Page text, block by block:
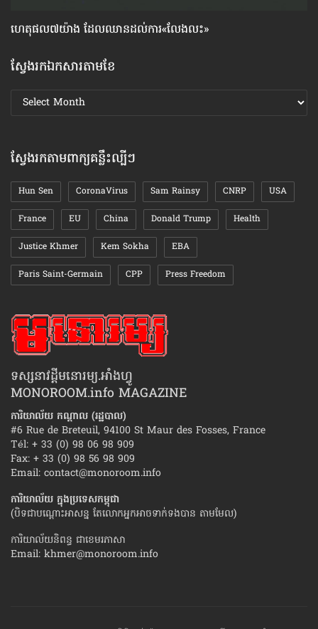
ហេតុផល៧យ៉ាង ដែល​ឈាន​ដល់​ការ«លែងលះ»
ស្វែងរកឯកសារតាមខែ
ស្វែងរក
ឯកសារ
ស្វែងរកតាមពាក្យគន្លឹះល្បីៗ
Hun Sen CoronaVirus Sam Rainsy CNRP USA
France EU China Donald Trump Health
Justice Khmer Kem Sokha EBA
Paris Saint-Germain CPP Press Freedom
ទស្សនាវដ្ដីមនោរម្យ.អាំងហ្វូ
MONOROOM.info MAGAZINE
ការិយាល័យ កណ្ដាល (រដ្ឋបាល)
#6 Rue de Breteuil, 94100 St Maur des Fosses, France
Tél: + 33 (0) 98 06 98 909
Fax: + 33 (0) 98 56 98 909
Email: contact@monoroom.info
ការិយាល័យ ក្នុង​ប្រទេស​កម្ពុជា
(បិទជាបណ្ដោះអាសន្ន តែលោកអ្នកអាចទាក់ទងបាន តាមមែល)
ការិយាល័យនិពន្ធ ជាខេមរភាសា
Email: khmer@monoroom.info